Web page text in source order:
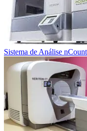
Sistema de Análise